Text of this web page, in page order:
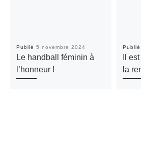
Publié 5 novembre 2024
Le handball féminin à
l’honneur !
Publié
Il
la